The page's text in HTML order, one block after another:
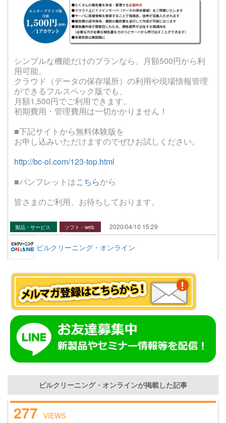
シンプルな機能だけのプランなら、月額500円から利
用可能。
クラウド（データの保存場所）の利用や現場情報管理
ができるフルスペック版でも、
月額1,500円でご利用できます。
初期費用・管理費用は一切かかりません！
■下記サイトから無料体験版を
お申し込みいただけますのでぜひお試しください。
http://bc-ol.com/123-top.html
■パンフレットはこちらから
皆さまのご利用、お待ちしております。
製品・サービス ソフト・web 2020/04/10 15:29
ビルクリーニング・オンライン
ビルクリーニング・オンラインが掲載した記事
277 VIEWS